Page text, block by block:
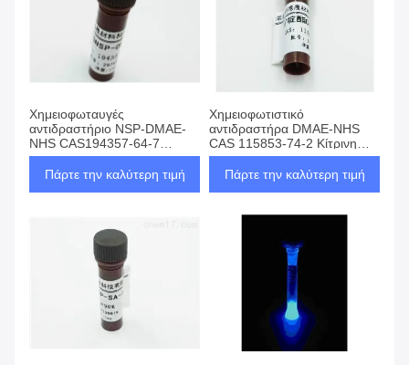
Χημειοφωταυγές
αντιδραστήριο NSP-DMAE-
NHS CAS194357-64-7
Κίτρινη σκόνη Καθαρότητα
≥98%
Πάρτε την καλύτερη τιμή
Χημειοφωτιστικό
αντιδραστήρα DMAE-NHS
CAS 115853-74-2 Κίτρινη
σκόνη
Πάρτε την καλύτερη τιμή